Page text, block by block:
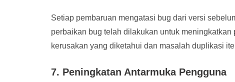
Setiap pembaruan mengatasi bug dari versi
perbaikan bug telah dilakukan untuk
kerusakan yang diketahui dan masalah duplikasi
7. Peningkatan Antarmuka Pengguna